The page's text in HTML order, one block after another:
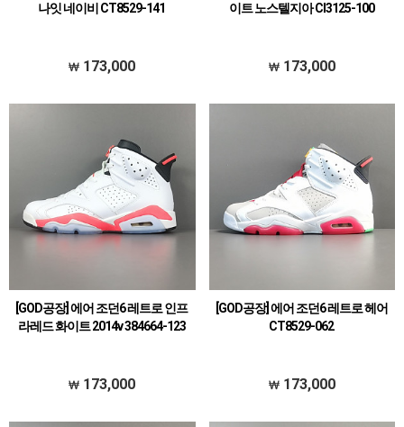
나잇 네이비 CT8529-141
173,000
이트 노스텔지아 CI3125-100
173,000
[GOD공장] 에어 조던6 레트로 인프
라레드 화이트 2014v 384664-123
173,000
[GOD공장] 에어 조던6 레트로 헤어
CT8529-062
173,000